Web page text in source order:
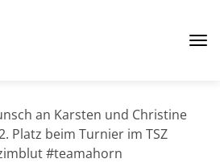
an Karsten und Christine
Platz beim Turnier im TSZ
#teamahorn